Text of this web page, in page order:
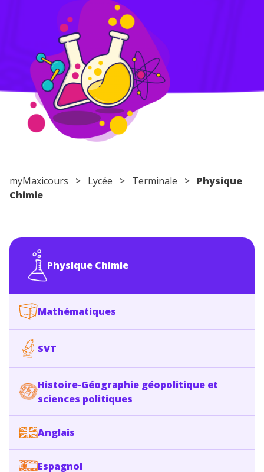
Conseils pour les parents
myMaxicours > Lycée > Terminale > Physique
Chimie
Physique Chimie
Mathématiques
SVT
Histoire-Géographie géopolitique et
sciences politiques
Anglais
Espagnol